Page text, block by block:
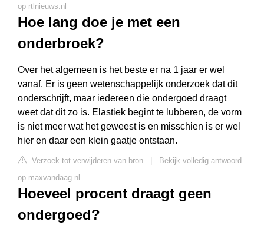
op rtlnieuws.nl
Hoe lang doe je met een
onderbroek?
Over het algemeen is het beste er na 1 jaar er wel
vanaf. Er is geen wetenschappelijk onderzoek dat dit
onderschrijft, maar iedereen die ondergoed draagt
weet dat dit zo is. Elastiek begint te lubberen, de vorm
is niet meer wat het geweest is en misschien is er wel
hier en daar een klein gaatje ontstaan.
Verzoek tot verwijderen van bron
Bekijk volledig antwoord
op maxvandaag.nl
Hoeveel procent draagt geen
ondergoed?